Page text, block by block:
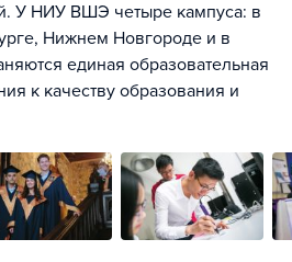
У НИУ ВШЭ четыре кампуса: в
Нижнем Новгороде и в
единая образовательная
к качеству образования и